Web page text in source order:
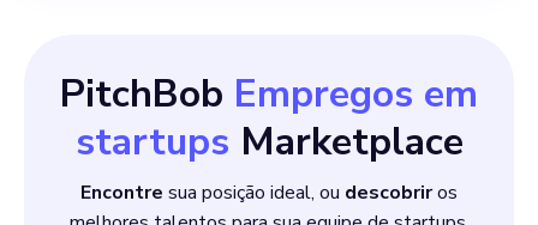
PitchBob Empregos em
startups Marketplace
Encontre sua posição ideal, ou descobriros